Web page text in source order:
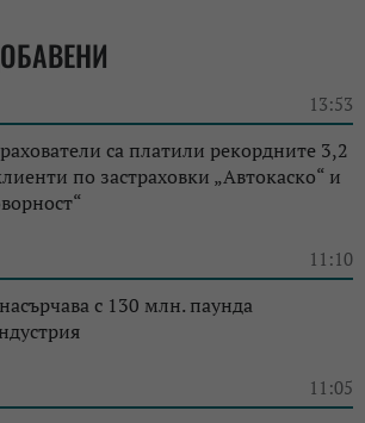
13:53
са платили рекордните 3,2
по застраховки „Автокаско“ и
11:10
с 130 млн. паунда
11:05